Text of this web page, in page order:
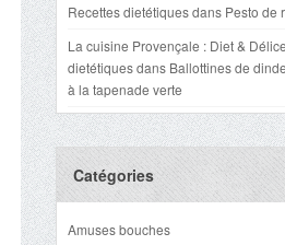
Recettes dietétiquesdans Pesto de
La cuisine Provençale : Diet &
dietétiquesdans Ballottines de
à la tapenade verte
Catégories
Amuses bouches